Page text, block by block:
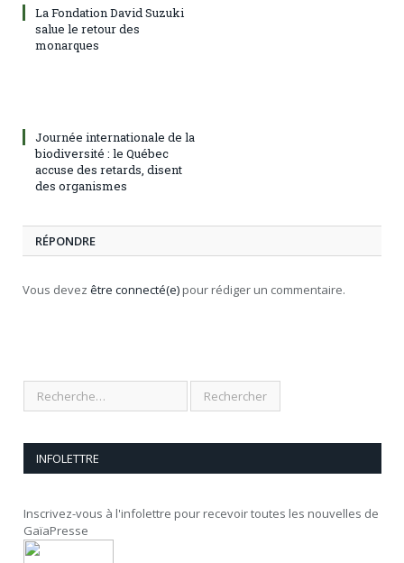
La Fondation David Suzuki
salue le retour des
monarques
Journée internationale de la
biodiversité : le Québec
accuse des retards, disent
des organismes
RÉPONDRE
Vous devez être connecté(e) pour rédiger un commentaire.
INFOLETTRE
Inscrivez-vous à l'infolettre pour recevoir toutes les nouvelles de
GaïaPresse